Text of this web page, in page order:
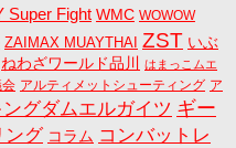
Super Fight WMC WOWOW
ZAIMAX MUAYTHAI ZST いぶ
ねわざワールド品川
はまっこムエ
アルティメットシューティング ア
ングダムエルガイツ ギー
ング コラム コンバットレ